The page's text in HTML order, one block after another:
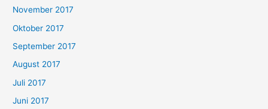
November 2017
Oktober 2017
September 2017
August 2017
Juli 2017
Juni 2017